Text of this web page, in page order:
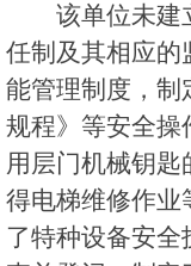
该单位未建
任制及其相应的
能管理制度，制
规程》等安全操
用层门机械钥匙
得电梯维修作业
了特种设备安全